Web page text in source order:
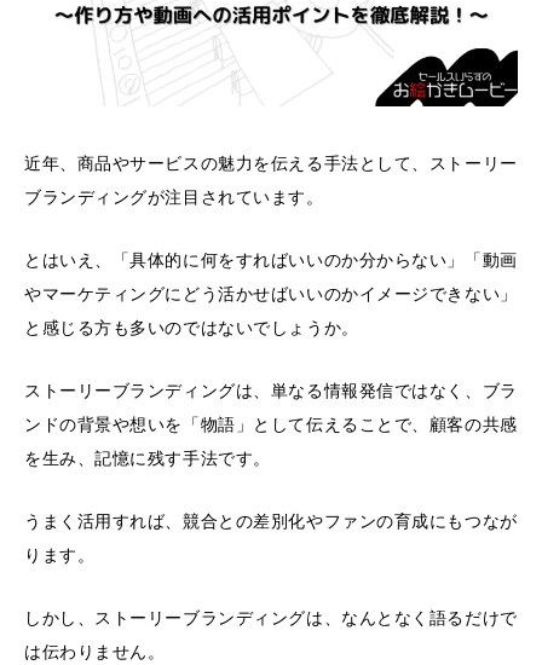
近年、商品やサービスの魅力を伝える手法として、ストーリー
ブランディングが注目されています。
とはいえ、「具体的に何をすればいいのか分からない」「動画
やマーケティングにどう活かせばいいのかイメージできない」
と感じる方も多いのではないでしょうか。
ストーリーブランディングは、単なる情報発信ではなく、ブラ
ンドの背景や想いを「物語」として伝えることで、顧客の共感
を生み、記憶に残す手法です。
うまく活用すれば、競合との差別化やファンの育成にもつなが
ります。
しかし、ストーリーブランディングは、なんとなく語るだけで
は伝わりません。